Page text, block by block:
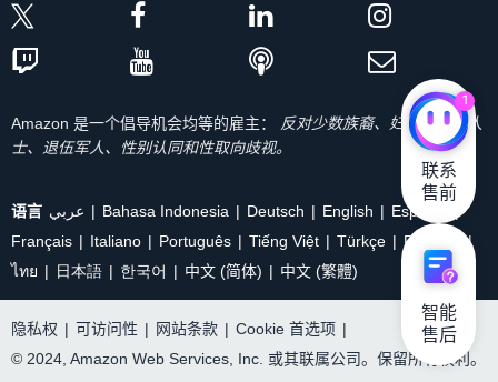
Amazon 是一个倡导机会均等的雇主：
反对少数族裔、妇女、残疾人
士、退伍军人、性别认同和性取向歧视。
语言 عربي Bahasa Indonesia Deutsch English
Español
Français
Italiano Português Tiếng Việt Türkçe
Ρусский
ไทย
日本語 한국어 中文 (简体) 中文 (繁體)
隐私权 | 可访问性 | 网站条款 | Cookie 首选项 |
© 2024, Amazon Web Services, Inc. 或其联属公司。保留所有权利。
1
联系
售前
智能
售后